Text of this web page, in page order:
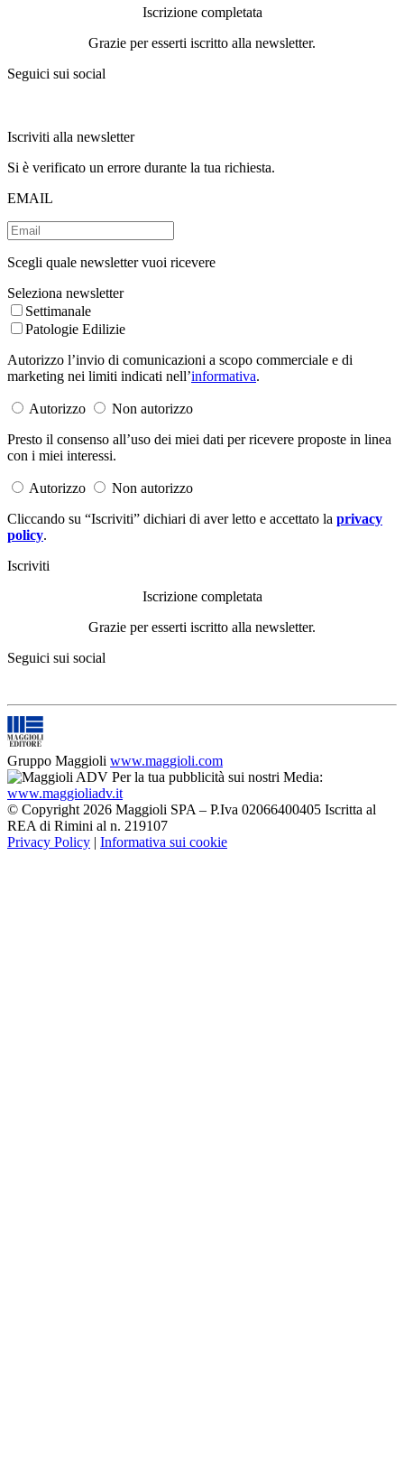
Iscrizione completata
Grazie per esserti iscritto alla newsletter.
Seguici sui social
Iscriviti alla newsletter
Si è verificato un errore durante la tua richiesta.
EMAIL
Scegli quale newsletter vuoi ricevere
Seleziona newsletter
Settimanale
Patologie Edilizie
Autorizzo l’invio di comunicazioni a scopo commerciale e di
marketing nei limiti indicati nell’informativa.
Autorizzo
Non autorizzo
Presto il consenso all’uso dei miei dati per ricevere proposte in linea
con i miei interessi.
Autorizzo
Non autorizzo
Cliccando su “Iscriviti” dichiari di aver letto e accettato la privacy
policy.
Iscriviti
Iscrizione completata
Grazie per esserti iscritto alla newsletter.
Seguici sui social
Gruppo Maggioli www.maggioli.com
Per la tua pubblicità sui nostri Media:
www.maggioliadv.it
© Copyright 2026 Maggioli SPA – P.Iva 02066400405 Iscritta al
REA di Rimini al n. 219107
Privacy Policy | Informativa sui cookie